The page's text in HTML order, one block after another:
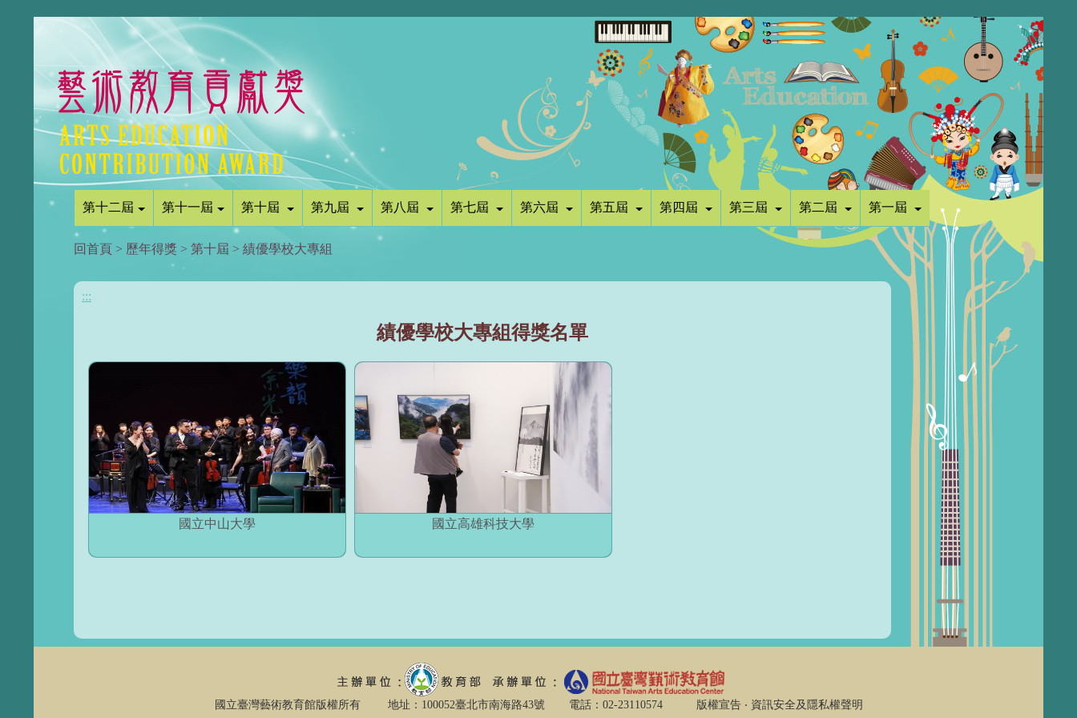
第十二屆 第十一屆 第十屆 第九屆 第八屆 第七屆 第六屆 第五屆 第四屆 第三屆 第二屆 第一屆
:::
回首頁 > 歷年得獎 > 第十屆 > 績優學校大專組
績優學校大專組得獎名單
國立中山大學 國立高雄科技大學
國立臺灣藝術教育館版權所有 地址：100052臺北市南海路43號 電話：02-23110574 版權宣告‧ 資訊安全及隱私權聲明